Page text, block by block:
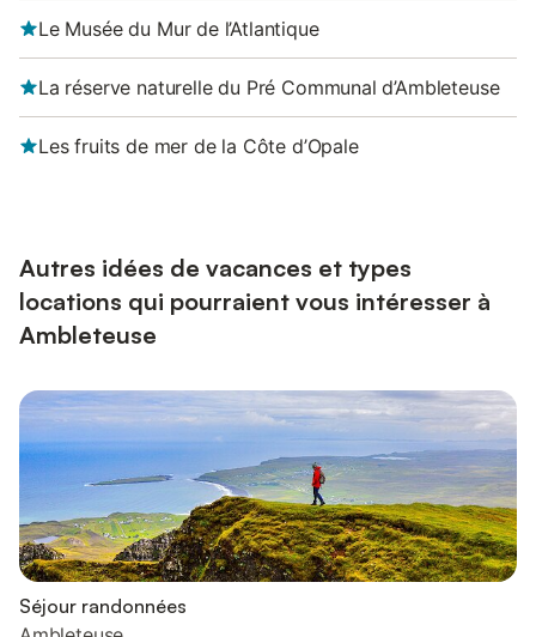
Le Musée du Mur de l’Atlantique
La réserve naturelle du Pré Communal d’Ambleteuse
Les fruits de mer de la Côte d’Opale
Autres idées de vacances et types
locations qui pourraient vous intéresser à
Ambleteuse
Séjour randonnées